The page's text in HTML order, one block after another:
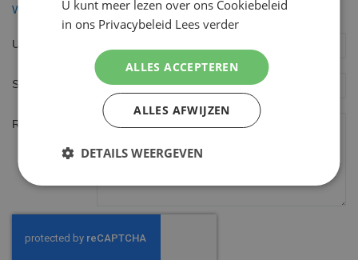
Wilkinson Hydro3 Houder incl 9 Mesjes
Uw naam
Samenvatting
Review
U kunt meer lezen over ons Cookiebeleid
in ons Privacybeleid Lees verder
ALLES ACCEPTEREN
ALLES AFWIJZEN
DETAILS WEERGEVEN